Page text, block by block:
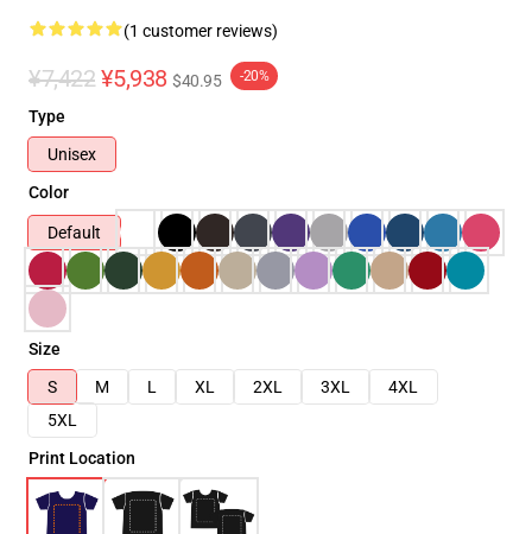
(1 customer reviews)
¥7,422 ¥5,938 $40.95 -20%
Type
Unisex
Color
Default
Size
S
M L XL 2XL 3XL
4XL
5XL
Print Location